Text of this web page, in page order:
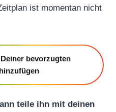
ist momentan nicht
bevorzugten
teile ihn mit deinen